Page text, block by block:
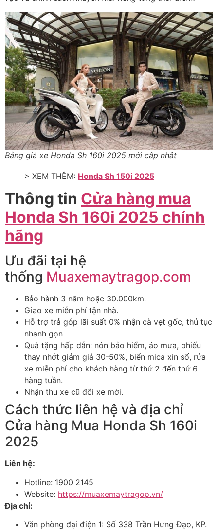
Bảng giá xe Honda Sh 160i 2025 mới cập nhật
> XEM THÊM: Honda Sh 150i 2025
Thông tin Cửa hàng mua
Honda Sh 160i 2025 chính
hãng
Ưu đãi tại hệ
thống Muaxemaytragop.com
Bảo hành 3 năm hoặc 30.000km.
Giao xe miễn phí tận nhà.
Hỗ trợ trả góp lãi suất 0% nhận cà vẹt gốc, thủ tục
nhanh gọn
Quà tặng hấp dẫn: nón bảo hiểm, áo mưa, phiếu
thay nhớt giảm giá 30-50%, biển mica xin số, rửa
xe miễn phí cho khách hàng từ thứ 2 đến thứ 6
hàng tuần.
Nhận thu xe cũ đổi xe mới.
Cách thức liên hệ và địa chỉ
Cửa hàng Mua Honda Sh 160i
2025
Liên hệ:
Hotline: 1900 2145
Website: https://muaxemaytragop.vn/
Địa chỉ:
Văn phòng đại điện 1: Số 338 Trần Hưng Đạo, KP.